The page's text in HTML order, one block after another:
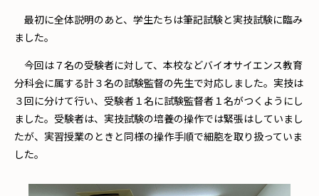
最初に全体説明のあと、学生たちは筆記試験と実技試験に臨み
ました。
今回は７名の受験者に対して、本校などバイオサイエンス教育
分科会に属する計３名の試験監督の先生で対応しました。実技は
３回に分けて行い、受験者１名に試験監督者１名がつくようにし
ました。受験者は、実技試験の培養の操作では緊張はしていまし
たが、実習授業のときと同様の操作手順で細胞を取り扱っていま
した。